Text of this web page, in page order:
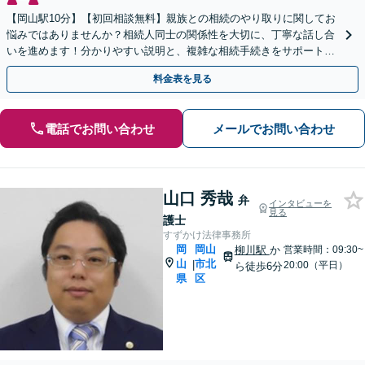
【岡山駅10分】【初回相談無料】親族との相続のやり取りに関してお
悩みではありませんか？相続人同士の関係性を大切に、丁寧な話し合
いを進めます！分かりやすい説明と、複雑な相続手続きをサポートい
たします。まずはご相談ください。【夜間・休日相談可】
料金表を見る
電話でお問い合わせ メールでお問い合わせ
山口 秀哉 弁
護士
インタビューを
見る
すずかけ法律事務所
岡
山
県
|
岡山
市北
区
柳川駅 か
ら徒歩6分
営業時間：09:30~
20:00（平日）